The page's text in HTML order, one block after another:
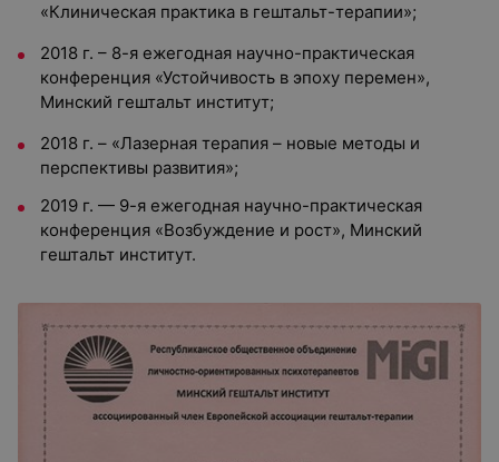
«Клиническая практика в гештальт-терапии»;
2018 г. – 8-я ежегодная научно-практическая
конференция «Устойчивость в эпоху перемен»,
Минский гештальт институт;
2018 г. – «Лазерная терапия – новые методы и
перспективы развития»;
2019 г. — 9-я ежегодная научно-практическая
конференция «Возбуждение и рост», Минский
гештальт институт.